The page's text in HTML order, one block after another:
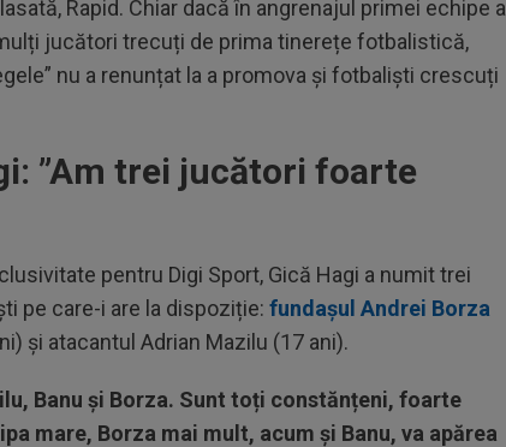
Rapid. Chiar dacă în angrenajul primei echipe a
jucători trecuți de prima tinerețe fotbalistică,
nu a renunțat la a promova și fotbaliști crescuți
”Am trei jucători foarte
pentru Digi Sport, Gică Hagi a numit trei
pe care-i are la dispoziție: fundașul Andrei Borza
și atacantul Adrian Mazilu (17 ani).
Banu și Borza. Sunt toți constănțeni, foarte
mare, Borza mai mult, acum și Banu, va apărea